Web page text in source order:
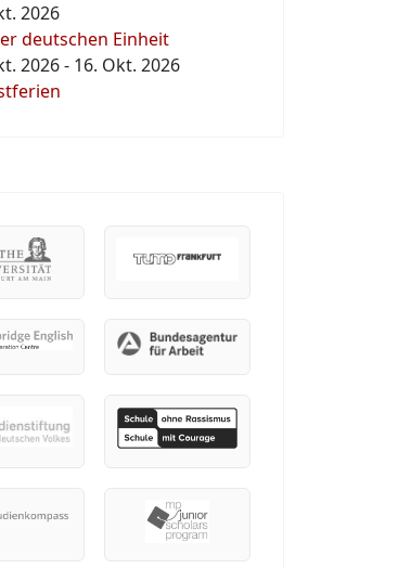
2026
deutschen Einheit
2026- 16. Okt. 2026